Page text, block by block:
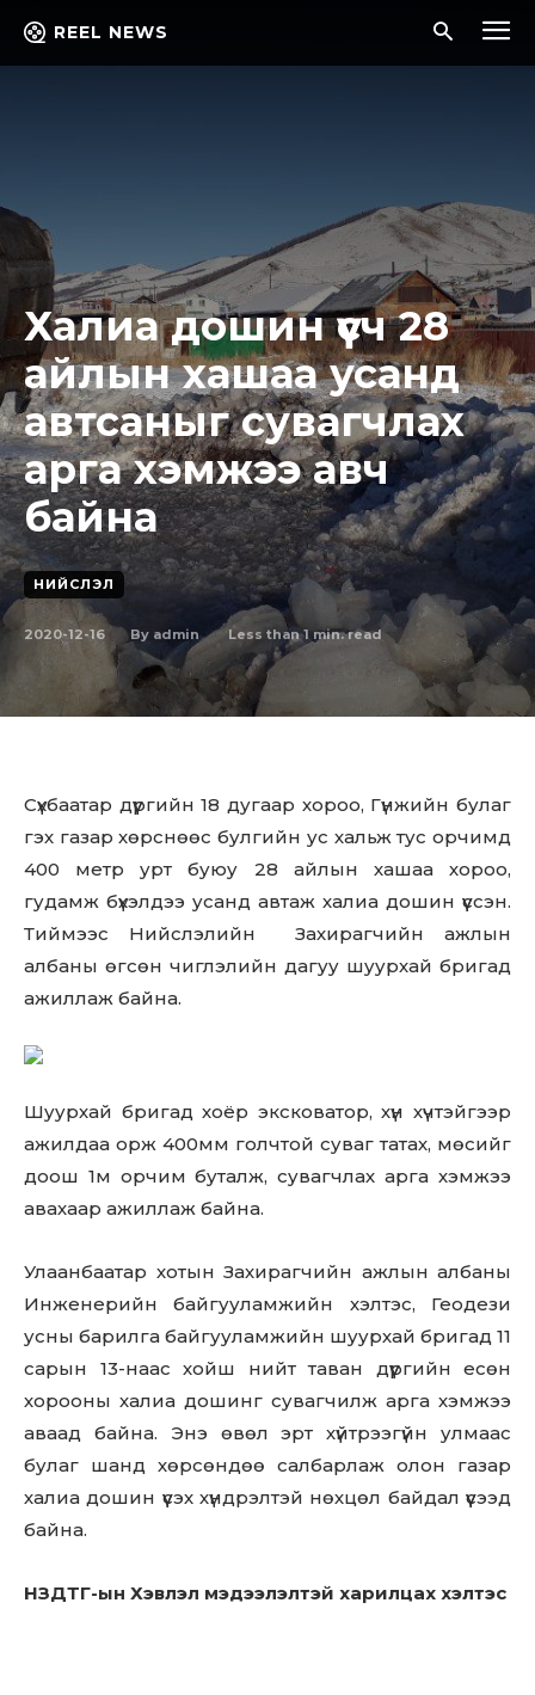
REEL NEWS
Халиа дошин үүсч 28
айлын хашаа усанд
автсаныг сувагчлах
арга хэмжээ авч
байна
НИЙСЛЭЛ
2020-12-16 By admin Less than 1 min. read
Сүхбаатар дүүргийн 18 дугаар хороо, Гүнжийн булаг
гэх газар хөрснөөс булгийн ус хальж тус орчимд
400 метр урт буюу 28 айлын хашаа хороо,
гудамж бүхэлдээ усанд автаж халиа дошин үүссэн.
Тиймээс Нийслэлийн Захирагчийн ажлын
албаны өгсөн чиглэлийн дагуу шуурхай бригад
ажиллаж байна.
Шуурхай бригад хоёр эксковатор, хүн хүчтэйгээр
ажилдаа орж 400мм голчтой суваг татах, мөсийг
доош 1м орчим буталж, сувагчлах арга хэмжээ
авахаар ажиллаж байна.
Улаанбаатар хотын Захирагчийн ажлын албаны
Инженерийн байгууламжийн хэлтэс, Геодези
усны барилга байгууламжийн шуурхай бригад 11
сарын 13-наас хойш нийт таван дүүргийн есөн
хорооны халиа дошинг сувагчилж арга хэмжээ
аваад байна. Энэ өвөл эрт хүйтрээгүйн улмаас
булаг шанд хөрсөндөө салбарлаж олон газар
халиа дошин үүсэх хүндрэлтэй нөхцөл байдал үүсээд
байна.
НЗДТГ-ын Хэвлэл мэдээлэлтэй харилцах хэлтэс